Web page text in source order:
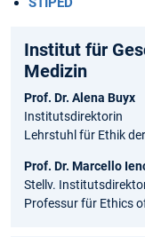
Institut für
Medizin
Prof. Dr. Alena Buyx
Institutsdirektorin
Lehrstuhl für Ethik
Prof. Dr. Marcello
Stellv.
Professur für Ethics